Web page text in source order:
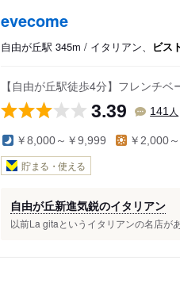
evecome
自由が丘駅 345m / イタリアン、 ビス
【自由が丘駅徒歩4分】フレンチ
3.39 141 人
￥8,000～￥9,999 ￥2,000
貯まる・使える
自由が丘新進気鋭のイタリアン
以前La gitaというイタリアンの名店が